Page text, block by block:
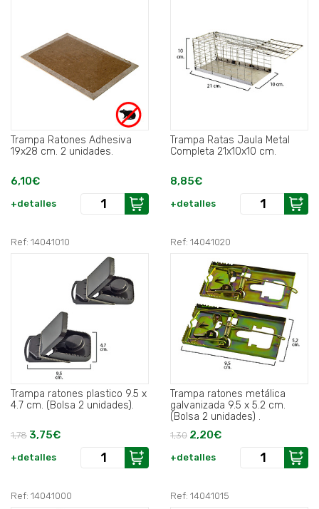
Trampa Ratones Adhesiva
19x28 cm. 2 unidades.
6,10€
+detalles
Trampa Ratas Jaula Metal
Completa 21x10x10 cm.
8,85€
+detalles
Ref: 14041010
Trampa ratones plastico 9.5 x
4.7 cm. (Bolsa 2 unidades).
1,78 3,75€
+detalles
Ref: 14041020
Trampa ratones metálica
galvanizada 9.5 x 5.2 cm.
(Bolsa 2 unidades) .
1,30 2,20€
+detalles
Ref: 14041000 Ref: 14041015